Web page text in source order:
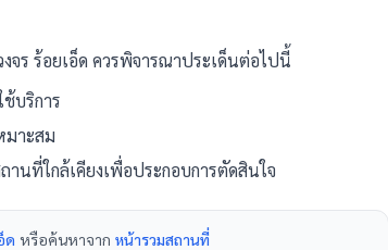
จร ร้อยเอ็ด ควรพิจารณาประเด็นต่อไปนี้
บริการ
มาะสม
านที่ใกล้เคียงเพื่อประกอบการตัดสินใจ
ด หรือค้นหาจาก หน้ารวมสถานที่